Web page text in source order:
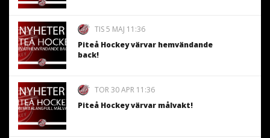
TIS 5 MAJ 11:36
Piteå Hockey värvar hemvändande
back!
TOR 30 APR 11:36
Piteå Hockey värvar målvakt!